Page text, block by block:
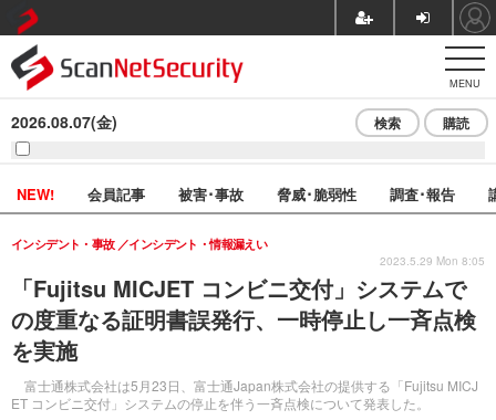
MENU
2026.08.07(金) 検索 購読
NEW! 会員記事 被害･事故 脅威･脆弱性 調査･報告
「Fujitsu MICJET コンビニ交付」システムで
の度重なる証明書誤発行、一時停止し一斉点検
を実施
富士通株式会社は5月23日、富士通Japan株式会社の提供する「Fujitsu MICJ
ET コンビニ交付」システムの停止を伴う一斉点検について発表した。
インシデント・事故 インシデント・情報漏えい
2023.5.29 Mon 8:05